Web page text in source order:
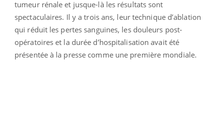
tumeur rénale et jusque-là les résultats sont
spectaculaires. Il y a trois ans, leur technique d’ablation
qui réduit les pertes sanguines, les douleurs post-
opératoires et la durée d’hospitalisation avait été
présentée à la presse comme une première mondiale.